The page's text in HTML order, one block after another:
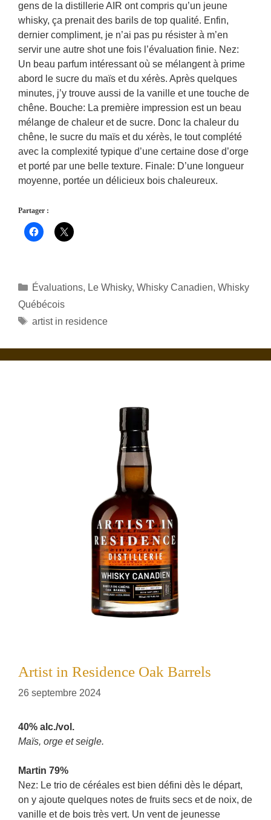
gens de la distillerie AIR ont compris qu’un jeune
whisky, ça prenait des barils de top qualité. Enfin,
dernier compliment, je n’ai pas pu résister à m’en
servir une autre shot une fois l’évaluation finie. Nez:
Un beau parfum intéressant où se mélangent à prime
abord le sucre du maïs et du xérès. Après quelques
minutes, j’y trouve aussi de la vanille et une touche de
chêne. Bouche: La première impression est un beau
mélange de chaleur et de sucre. Donc la chaleur du
chêne, le sucre du maïs et du xérès, le tout complété
avec la complexité typique d’une certaine dose d’orge
et porté par une belle texture. Finale: D’une longueur
moyenne, portée un délicieux bois chaleureux.
Partager :
Catégories
Évaluations, Le Whisky, Whisky Canadien, Whisky
Québécois
Étiquettes
artist in residence
Artist in Residence Oak Barrels
26 septembre 2024
40% alc./vol.
Maïs, orge et seigle.
Martin 79%
Nez: Le trio de céréales est bien défini dès le départ,
on y ajoute quelques notes de fruits secs et de noix, de
vanille et de bois très vert. Un vent de jeunesse